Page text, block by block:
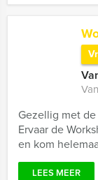
Gezellig met
Ervaar de
en kom
LEES MEER